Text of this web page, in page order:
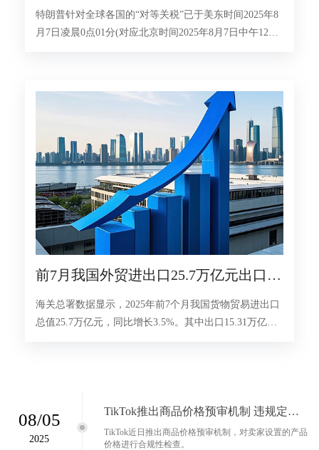
特朗普针对全球各国的“对等关税”已于美东时间2025年8
月7日凌晨0点01分(对应北京时间2025年8月7日中午12点
前7月我国外贸进出口25.7万亿元出口增
海关总署数据显示，2025年前7个月我国货物贸易进出口
总值25.7万亿元，同比增长3.5%。其中出口15.31万亿元
08/05
2025
TikTok推出商品价格预审机制 违规定价
将无法上架
TikTok近日推出商品价格预审机制，对卖家设置的产品
价格进行合规性检查。